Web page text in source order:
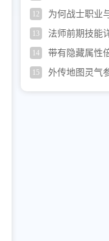
甲’技艺讲解
12
为何战士职业
搭档？
13 法师前期技能
14 带有隐藏属性
15
外传地图灵气
率